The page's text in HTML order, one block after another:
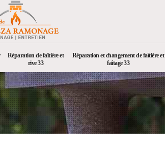
Réparation de faîtière et
rive 33
Réparation et changement de faîtière et
faîtage 33